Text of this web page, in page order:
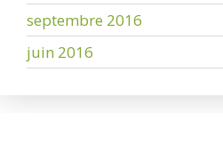
septembre 2016
juin 2016